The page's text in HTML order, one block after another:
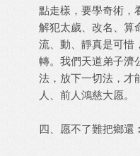
點走樣，要學奇術，
解犯太歲、改名、算
流、動、靜真是可惜
轉。我們天道弟子濟
法，放下一切法，才
人、前人鴻慈大愿。
四、愿不了難把鄉還︰